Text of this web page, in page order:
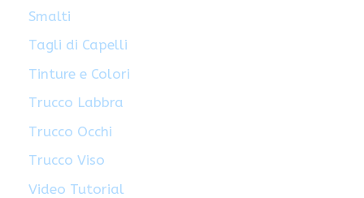
Smalti
Tagli di Capelli
Tinture e Colori
Trucco Labbra
Trucco Occhi
Trucco Viso
Video Tutorial